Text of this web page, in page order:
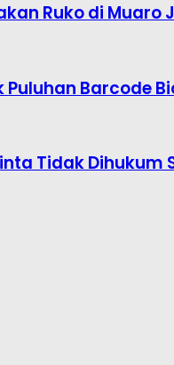
Ruko di Muaro
Barcode
Tidak Dihukum